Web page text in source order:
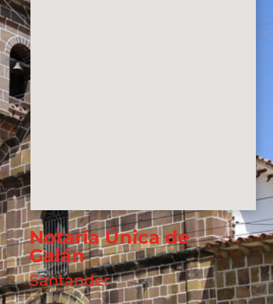
Notaría Única de
Galán
Santander